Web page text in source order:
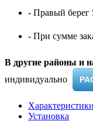
- Правый берег
- При сумме
В другие районы и
индивидуально ​
Характеристики
Установка